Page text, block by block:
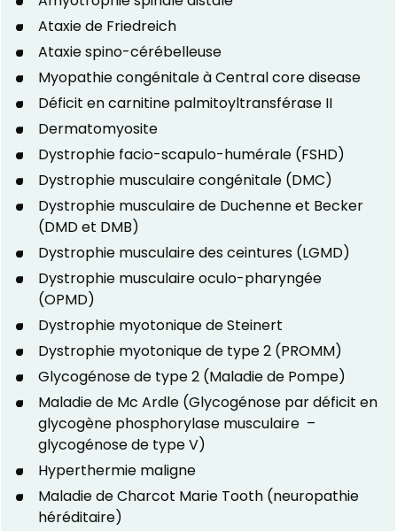
Ataxie de Friedreich
Ataxie spino-cérébelleuse
Myopathie congénitale à Central core disease
Déficit en carnitine palmitoyltransférase II
Dermatomyosite
Dystrophie facio-scapulo-humérale (FSHD)
Dystrophie musculaire congénitale (DMC)
Dystrophie musculaire de Duchenne et Becker
(DMD et DMB)
Dystrophie musculaire des ceintures (LGMD)
Dystrophie musculaire oculo-pharyngée
(OPMD)
Dystrophie myotonique de Steinert
Dystrophie myotonique de type 2 (PROMM)
Glycogénose de type 2 (Maladie de Pompe)
Maladie de Mc Ardle (Glycogénose par déficit en
glycogène phosphorylase musculaire –
glycogénose de type V)
Hyperthermie maligne
Maladie de Charcot Marie Tooth (neuropathie
héréditaire)